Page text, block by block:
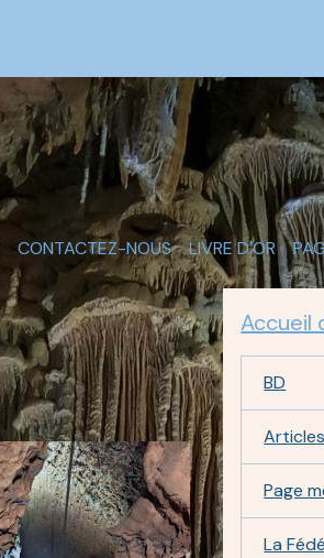
CONTACTEZ-NOUS LIVRE D'OR
Accueil
BD
Page
La